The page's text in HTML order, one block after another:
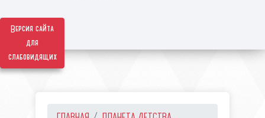
Версия сайта
для
слабовидящих